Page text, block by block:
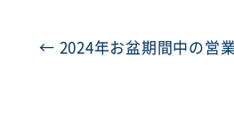
← 2024年お盆期間中の営